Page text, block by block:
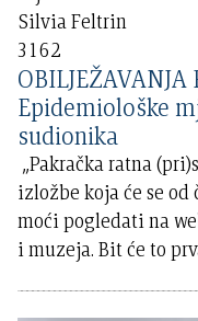
Silvia Feltrin
3162
OBILJEŽAVANJA
Epidemiološke
sudionika
„Pakračka ratna
izložbe koja će se
moći pogledati na
i muzeja. Bit će to